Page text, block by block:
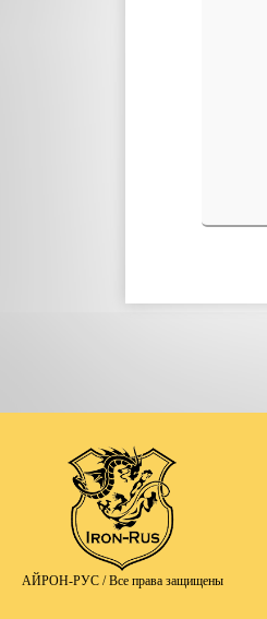
АЙРОН-РУС /Все права защищены